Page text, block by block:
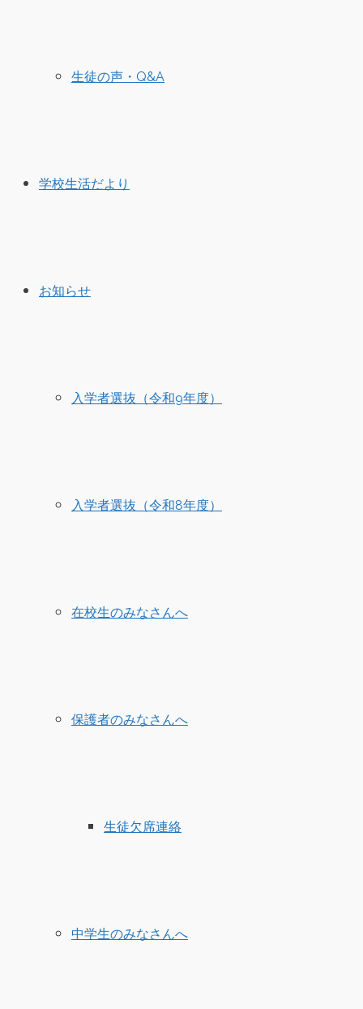
生徒の声・Q&A
学校生活だより
お知らせ
入学者選抜（令和9年度）
入学者選抜（令和8年度）
在校生のみなさんへ
保護者のみなさんへ
生徒欠席連絡
中学生のみなさんへ